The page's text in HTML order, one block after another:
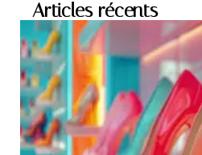
Articles récents